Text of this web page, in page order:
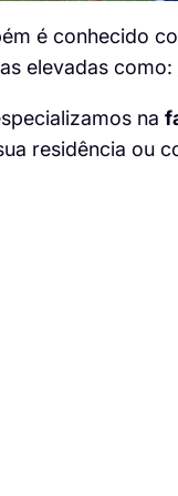
é conhecido
elevadas como:
na
residência ou